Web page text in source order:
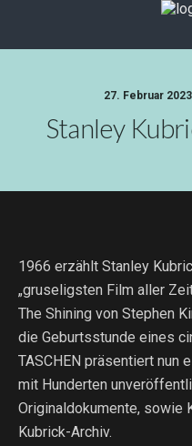
27. Februar
Stanley
1966 erzählt Stanley
„gruseligsten Film aller
The Shining von Stephen
die Geburtsstunde eines
TASCHEN präsentiert nun
mit Hunderten
Originaldokumente, sowie
Kubrick-Archiv.